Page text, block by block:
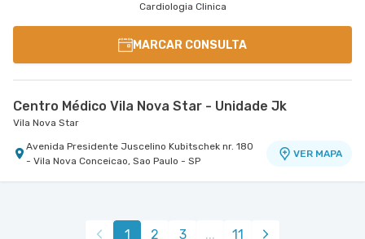
Cardiologia Clinica
MARCAR CONSULTA
Centro Médico Vila Nova Star - Unidade Jk
Vila Nova Star
Avenida Presidente Juscelino Kubitschek nr. 180
- Vila Nova Conceicao, Sao Paulo - SP
VER MAPA
1 2 3 ... 11